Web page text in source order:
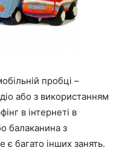
пробці –
або з використанням
в інтернеті в
балаканина з
є багато інших занять.